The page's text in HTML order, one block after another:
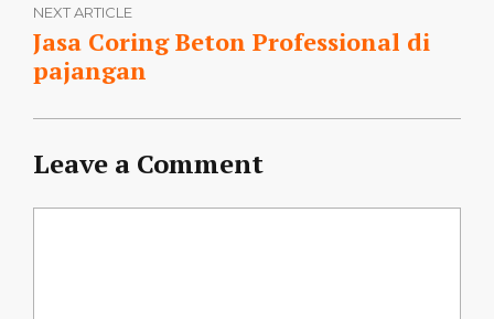
NEXT ARTICLE
Jasa Coring Beton Professional di
pajangan
Leave a Comment